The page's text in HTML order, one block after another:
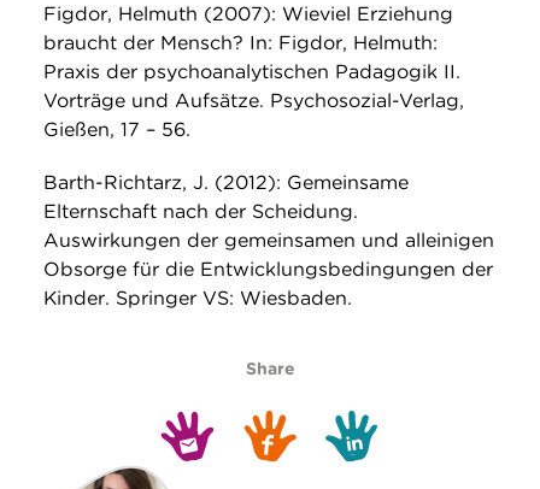
Figdor, Helmuth (2007): Wieviel Erziehung
braucht der Mensch? In: Figdor, Helmuth:
Praxis der psychoanalytischen Padagogik II.
Vorträge und Aufsätze. Psychosozial-Verlag,
Gießen, 17 – 56.
Barth-Richtarz, J. (2012): Gemeinsame
Elternschaft nach der Scheidung.
Auswirkungen der gemeinsamen und alleinigen
Obsorge für die Entwicklungsbedingungen der
Kinder. Springer VS: Wiesbaden.
Share